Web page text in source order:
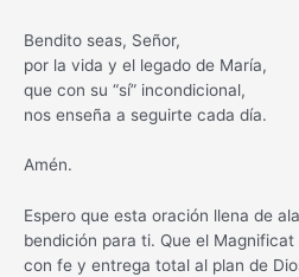
Bendito seas, Señor,
por la vida y el legado de María,
que con su “sí” incondicional,
nos enseña a seguirte cada día.
Amén.
Espero que esta oración llena de
bendición para ti. Que el
con fe y entrega total al plan de